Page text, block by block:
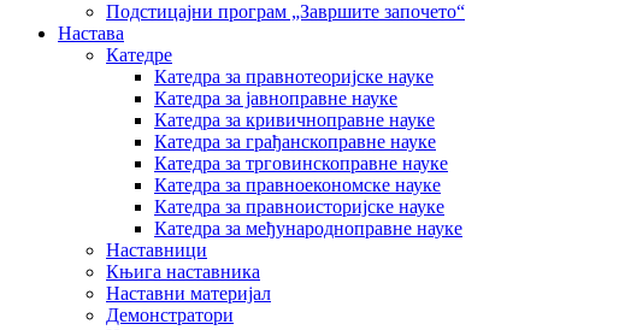
Подстицајни програм „Завршите започето“
Настава
Катедре
Катедра за правнотеоријске науке
Катедра за јавноправне науке
Катедра за кривичноправне науке
Катедра за грађанскоправне науке
Катедра за трговинскоправне науке
Катедра за правноекономске науке
Катедра за правноисторијске науке
Катедра за међународноправне науке
Наставници
Књига наставника
Наставни материјал
Демонстратори